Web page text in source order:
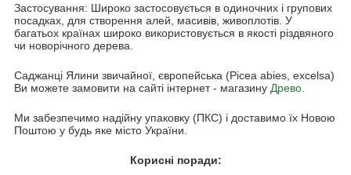
Застосування: Широко застосовується в одиночних і групових
посадках, для створення алей, масивів, живоплотів. У
багатьох країнах широко використовується в якості різдвяного
чи новорічного дерева.
Саджанці Ялини звичайної, європейська (Picea abies, excelsa)
Ви можете замовити на сайті інтернет - магазину Древо.
Ми забезпечимо надійну упаковку (ПКС) і доставимо їх Новою
Поштою у будь яке місто України.
Корисні поради: